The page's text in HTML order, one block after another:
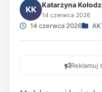
KK Katarzyna
14 czerwca 2026
14 czerwca 2026
Reklamuj